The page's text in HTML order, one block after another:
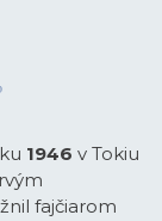
1946 v Tokiu
fajčiarom